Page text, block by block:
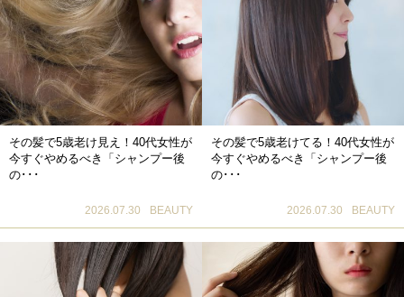
その髪で5歳老け見え！40代女性が
今すぐやめるべき「シャンプー後
の･･･
2026.07.30 BEAUTY
その髪で5歳老けてる！40代女性が
今すぐやめるべき「シャンプー後
の･･･
2026.07.30 BEAUTY